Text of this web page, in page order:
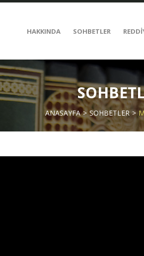
HAKKINDA SOHBETLER
ANASAYFA SOHBETLER